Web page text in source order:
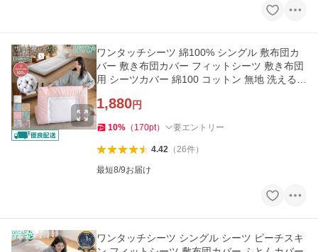
ワンタッチシーツ 綿100% シングル 敷布団カ
バー 敷き布団カバー フィットシーツ 敷き布団
用 シーツカバー 綿100 コットン 無地 洗える 1
1,880円
10% （ 170pt） 要エントリー
4.42（26件）
最短8/9お届け
ワンタッチシーツ シングル シーツ ピーチスキ